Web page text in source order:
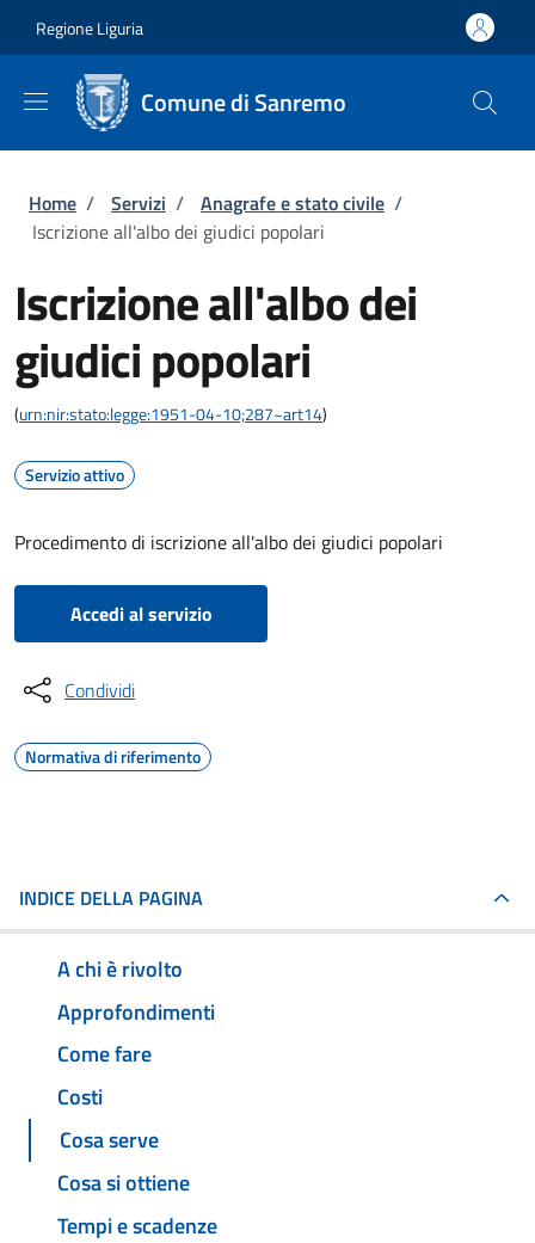
Regione Liguria
Comune di Sanremo
Briciole di pane
Home / Servizi / Anagrafe e stato civile /
Iscrizione all'albo dei giudici popolari
Iscrizione all'albo dei
giudici popolari
(urn:nir:stato:legge:1951-04-10;287~art14)
Servizio attivo
Procedimento di iscrizione all'albo dei giudici popolari
Accedi al servizio
Condividi
Normativa di riferimento
INDICE DELLA PAGINA
A chi è rivolto
Approfondimenti
Come fare
Costi
Cosa serve
Cosa si ottiene
Tempi e scadenze